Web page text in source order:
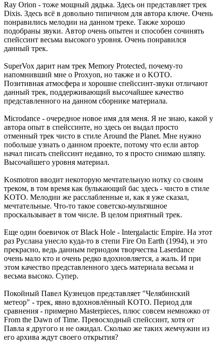
Ray Orion - тоже мощный дядька. Здесь он представляет трек
Dixis. Здесь всё в довольно типичном для автора ключе. Очень
понравились мелодии на данном треке. Также хорошо
подобраны звуки. Автор очень опытен и способен сочинять
спейссинт весьма высокого уровня. Очень понравился
данный трек.
SuperVox дарит нам трек Memory Protected, почему-то
напомнивший мне о Proxyon, но также и о KOTO.
Позитивная атмосфера и хорошие спейссинт-звуки отличают
данный трек, поддерживающий высочайшее качество
представленного на данном сборнике материала.
Microdance - очередное новое имя для меня. Я не знаю, какой у
автора опыт в спейссинте, но здесь он выдал просто
отменный трек чисто в стиле Around the Planet. Мне нужно
побольше узнать о данном проекте, потому что если автор
начал писать спейссинт недавно, то я просто снимаю шляпу.
Высочайшего уровня материал.
Kosmotron вводит некоторую мечтательную нотку со своим
треком, в том время как булькающий бас здесь - чисто в стиле
KOTO. Мелодии же расслабленные и, как я уже сказал,
мечтательные. Что-то такое советско-мультяшное
проскальзывает в том числе. В целом приятный трек.
Еще один боевичок от Black Hole - Intergalactic Empire. На этот
раз Руслана унесло куда-то в степи Fire On Earth (1994), и это
прекрасно, ведь данным периодом творчества Laserdance
очень мало кто и очень редко вдохновляется, а жаль. И при
этом качество представленного здесь материала весьма и
весьма высоко. Супер.
Покойный Павел Кузнецов представляет "Челябинский
метеор" - трек, явно вдохновлённый KOTO. Период для
сравнения - примерно Masterpieces, плюс совсем немножко от
From the Dawn of Time. Превосходный спейссинт, хотя от
Павла я другого и не ожидал. Сколько же таких жемчужин из
его архива ждут своего открытия?